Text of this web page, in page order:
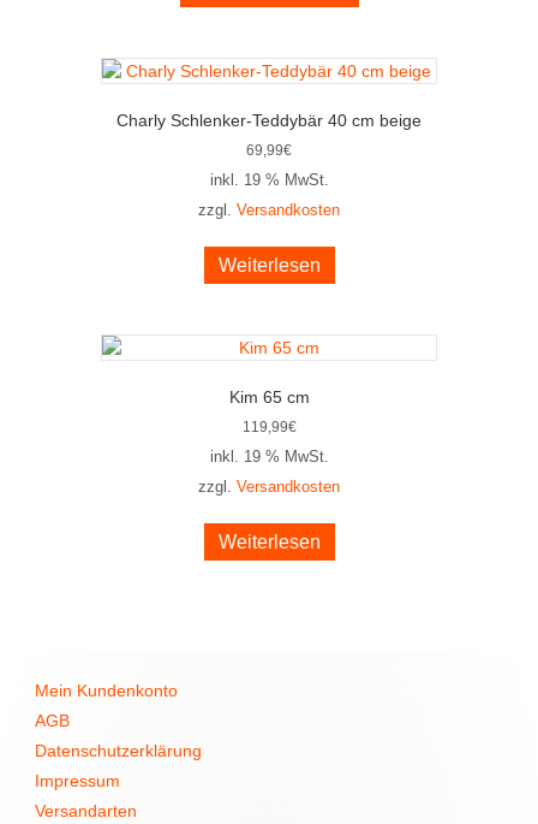
Charly Schlenker-Teddybär 40 cm beige
69,99€
inkl. 19 % MwSt.
zzgl. Versandkosten
Weiterlesen
Kim 65 cm
119,99€
inkl. 19 % MwSt.
zzgl. Versandkosten
Weiterlesen
Mein Kundenkonto
AGB
Datenschutzerklärung
Impressum
Versandarten